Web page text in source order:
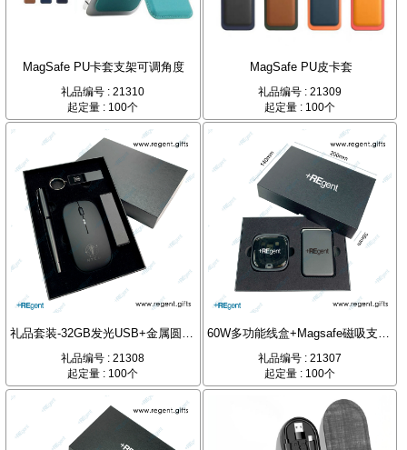
MagSafe PU卡套支架可调角度
礼品编号 : 21310
起定量 : 100个
MagSafe PU皮卡套
礼品编号 : 21309
起定量 : 100个
礼品套装-32GB发光USB+金属圆珠笔+发光鼠标
礼品编号 : 21308
起定量 : 100个
60W多功能线盒+Magsafe磁吸支架卡包+天地盖礼盒套装
礼品编号 : 21307
起定量 : 100个